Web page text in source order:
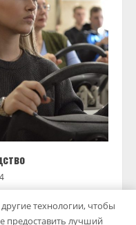
технологии, чтобы
предоставить лучший